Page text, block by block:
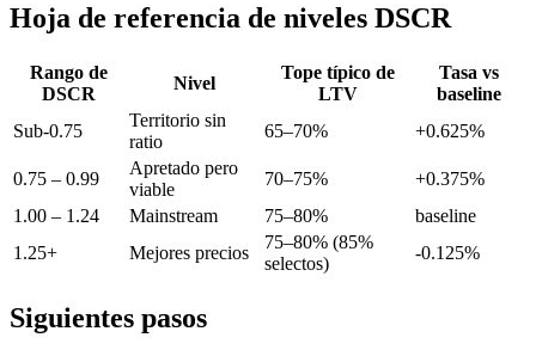
Hoja de referencia de niveles DSCR
Rango de
DSCR
Nivel
Tope típico de
LTV
Tasa vs
baseline
Sub-0.75
Territorio sin
ratio
65–70% +0.625%
0.75 – 0.99
Apretado pero
viable
70–75%
+0.375%
1.00 – 1.24
Mainstream 75–80%
baseline
1.25+
Mejores precios
75–80% (85%
selectos)
-0.125%
Siguientes pasos